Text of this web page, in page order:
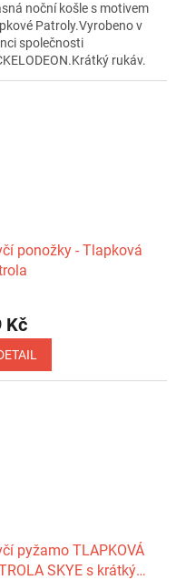
noční košle s motivem
Patroly.Vyrobeno v
společnosti
rukáv.
ponožky - Tlapková
Kč
pyžamo TLAPKOVÁ
SKYE s krátkým